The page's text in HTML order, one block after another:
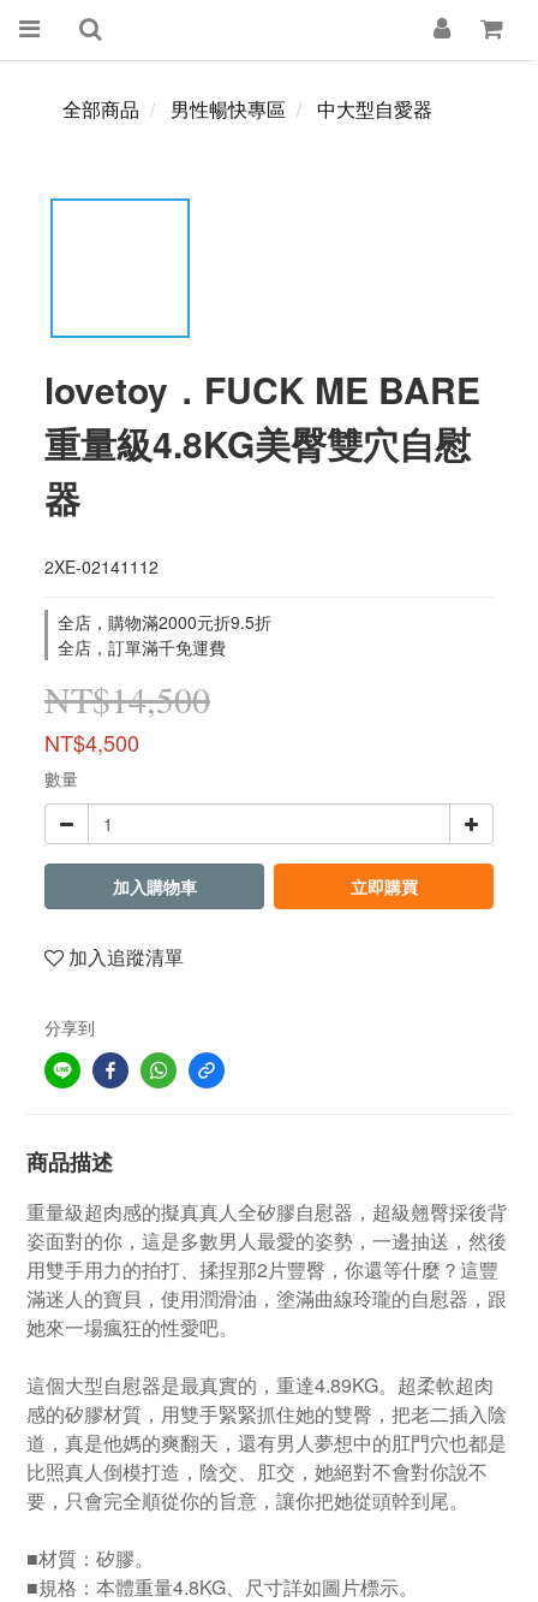
全部商品 男性暢快專區 中大型自愛器
lovetoy．FUCK ME BARE
重量級4.8KG美臀雙穴自慰
器
2XE-02141112
全店，購物滿2000元折9.5折
全店，訂單滿千免運費
NT$14,500
NT$4,500
數量
加入購物車 立即購買
加入追蹤清單
分享到
商品描述
重量級超肉感的擬真真人全矽膠自慰器，超級翹臀採後背
姿面對的你，這是多數男人最愛的姿勢，一邊抽送，然後
用雙手用力的拍打、揉捏那2片豐臀，你還等什麼？這豐
滿迷人的寶貝，使用潤滑油，塗滿曲線玲瓏的自慰器，跟
她來一場瘋狂的性愛吧。
這個大型自慰器是最真實的，重達4.89KG。超柔軟超肉
感的矽膠材質，用雙手緊緊抓住她的雙臀，把老二插入陰
道，真是他媽的爽翻天，還有男人夢想中的肛門穴也都是
比照真人倒模打造，陰交、肛交，她絕對不會對你說不
要，只會完全順從你的旨意，讓你把她從頭幹到尾。
■材質：矽膠。
■規格：本體重量4.8KG、尺寸詳如圖片標示。